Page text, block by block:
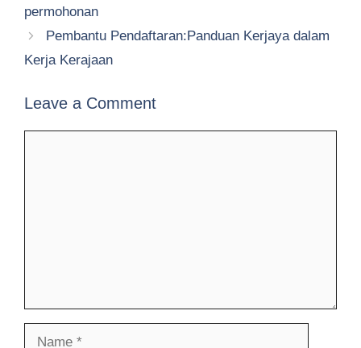
permohonan
Pembantu Pendaftaran:Panduan Kerjaya dalam
Kerja Kerajaan
Leave a Comment